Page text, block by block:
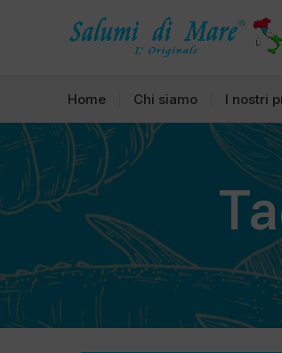
Home Chi siamo I nostri